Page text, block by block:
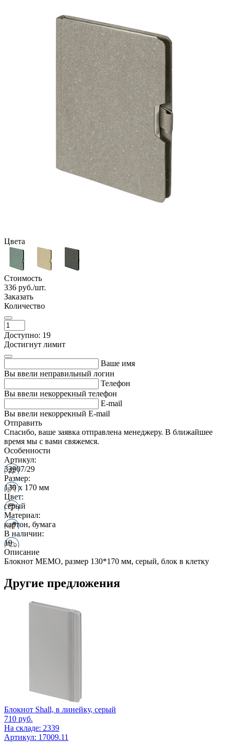
Цвета
Стоимость
336 руб./шт.
Заказать
Количество
Доступно: 19
Достигнут лимит
Ваше имя
Вы ввели неправильный логин
Телефон
Вы ввели некоррекный телефон
E-mail
Вы ввели некоррекный E-mail
Отправить
Спасибо, ваше заявка отправлена менеджеру. В ближайшее
время мы с вами свяжемся.
Особенности
Артикул:
33907/29
Размер:
130 х 170 мм
Цвет:
серый
Материал:
картон, бумага
В наличии:
19
Описание
Блокнот MEMO, размер 130*170 мм, серый, блок в клетку
Другие предложения
Блокнот Shall, в линейку, серый
710 руб.
На складе: 2339
Артикул: 17009.11